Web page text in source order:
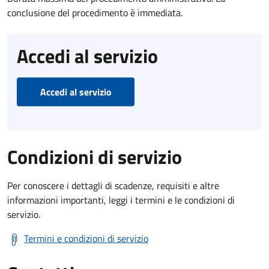
conclusione del procedimento è immediata.
Accedi al servizio
Accedi al servizio
Condizioni di servizio
Per conoscere i dettagli di scadenze, requisiti e altre
informazioni importanti, leggi i termini e le condizioni di
servizio.
Termini e condizioni di servizio